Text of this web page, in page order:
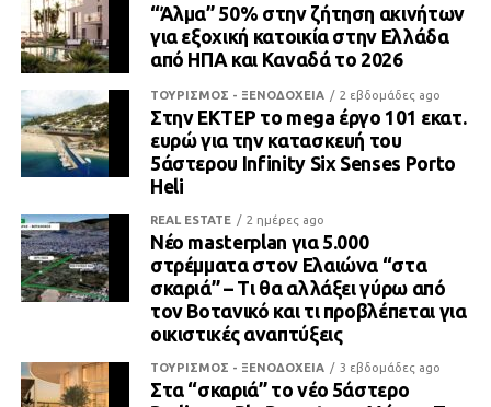
“Άλμα” 50% στην ζήτηση ακινήτων
για εξοχική κατοικία στην Ελλάδα
από ΗΠΑ και Καναδά το 2026
ΤΟΥΡΙΣΜΟΣ - ΞΕΝΟΔΟΧΕΙΑ 2 εβδομάδες ago
Στην ΕΚΤΕΡ το mega έργο 101 εκατ.
ευρώ για την κατασκευή του
5άστερου Infinity Six Senses Porto
Heli
REAL ESTATE 2 ημέρες ago
Νέο masterplan για 5.000
στρέμματα στον Ελαιώνα “στα
σκαριά” – Τι θα αλλάξει γύρω από
τον Βοτανικό και τι προβλέπεται για
οικιστικές αναπτύξεις
ΤΟΥΡΙΣΜΟΣ - ΞΕΝΟΔΟΧΕΙΑ 3 εβδομάδες ago
Στα “σκαριά” το νέο 5άστερο